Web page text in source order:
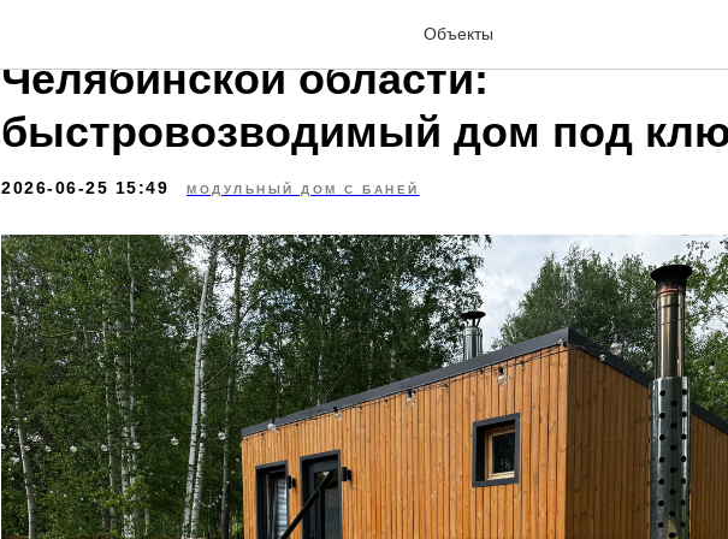
Объекты
Модульные дома в Челябинске и
Челябинской области:
быстровозводимый дом под
2026-06-25 15:49 МОДУЛЬНЫЙ ДОМ С БАНЕЙ